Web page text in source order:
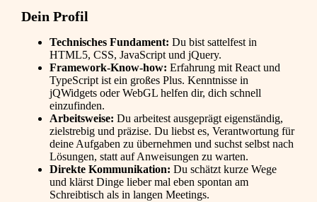
Dein Profil
Technisches Fundament: Du bist sattelfest in
HTML5, CSS, JavaScript und jQuery.
Framework-Know-how: Erfahrung mit React und
TypeScript ist ein großes Plus. Kenntnisse in
jQWidgets oder WebGL helfen dir, dich schnell
einzufinden.
Arbeitsweise: Du arbeitest ausgeprägt eigenständig,
zielstrebig und präzise. Du liebst es, Verantwortung für
deine Aufgaben zu übernehmen und suchst selbst nach
Lösungen, statt auf Anweisungen zu warten.
Direkte Kommunikation: Du schätzt kurze Wege
und klärst Dinge lieber mal eben spontan am
Schreibtisch als in langen Meetings.